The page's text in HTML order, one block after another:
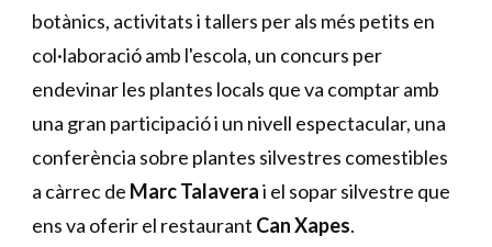
botànics, activitats i tallers per als més petits en
col·laboració amb l'escola, un concurs per
endevinar les plantes locals que va comptar amb
una gran participació i un nivell espectacular, una
conferència sobre plantes silvestres comestibles
a càrrec de Marc Talaverai el sopar silvestre que
ens va oferir el restaurant Can Xapes.